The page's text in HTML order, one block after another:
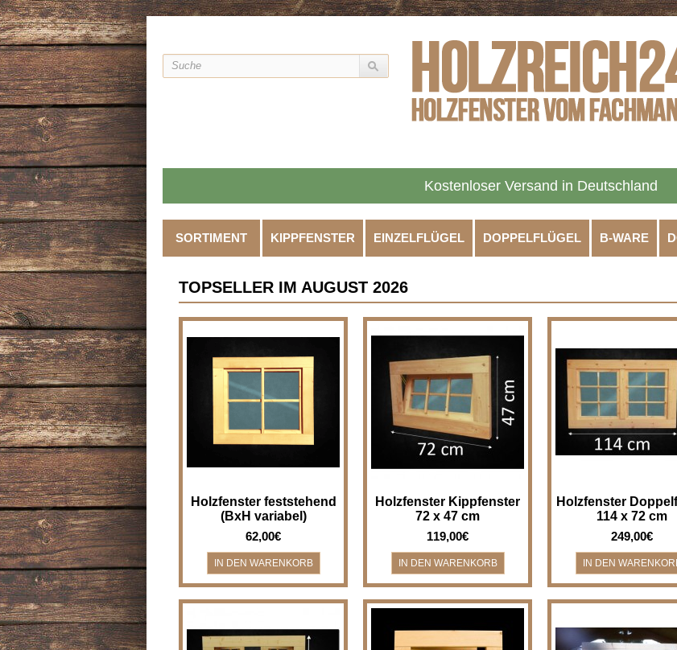
Kostenloser Versand in Deutschland
SORTIMENT KIPPFENSTER EINZELFLÜGEL DOPPELFLÜGEL B-WARE
TOPSELLER IM AUGUST 2026
Holzfenster feststehend (nicht
zum Öffnen) - Breite x Höhe
variabel Holzfenster für z.B.
Holzfenster feststehend
(BxH variabel)
62,00€
Holzfenster Kippfenster - Breite
x Höhe 72 x 47 cm Holzfenster
für z.B. Bad, Gartenhaus, Laube,
N..
Holzfenster Kippfenster
72 x 47 cm
119,00€
Holzfenster
Breite x Höhe 114 x 72
Holzfenster für z.B.
Laube, Nebe..
Holzfenster
114 x 72 cm
249,00€